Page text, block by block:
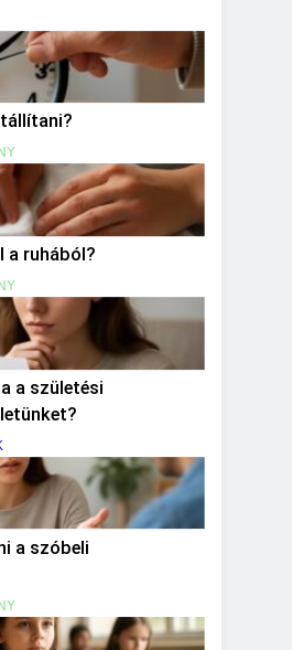
a ruhából?
a születési
a szóbeli